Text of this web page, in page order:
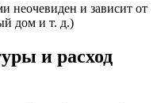
неочевиден и зависит от
дом и т. д.)
и расход